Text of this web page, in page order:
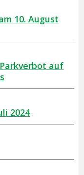
10. August
auf
2024